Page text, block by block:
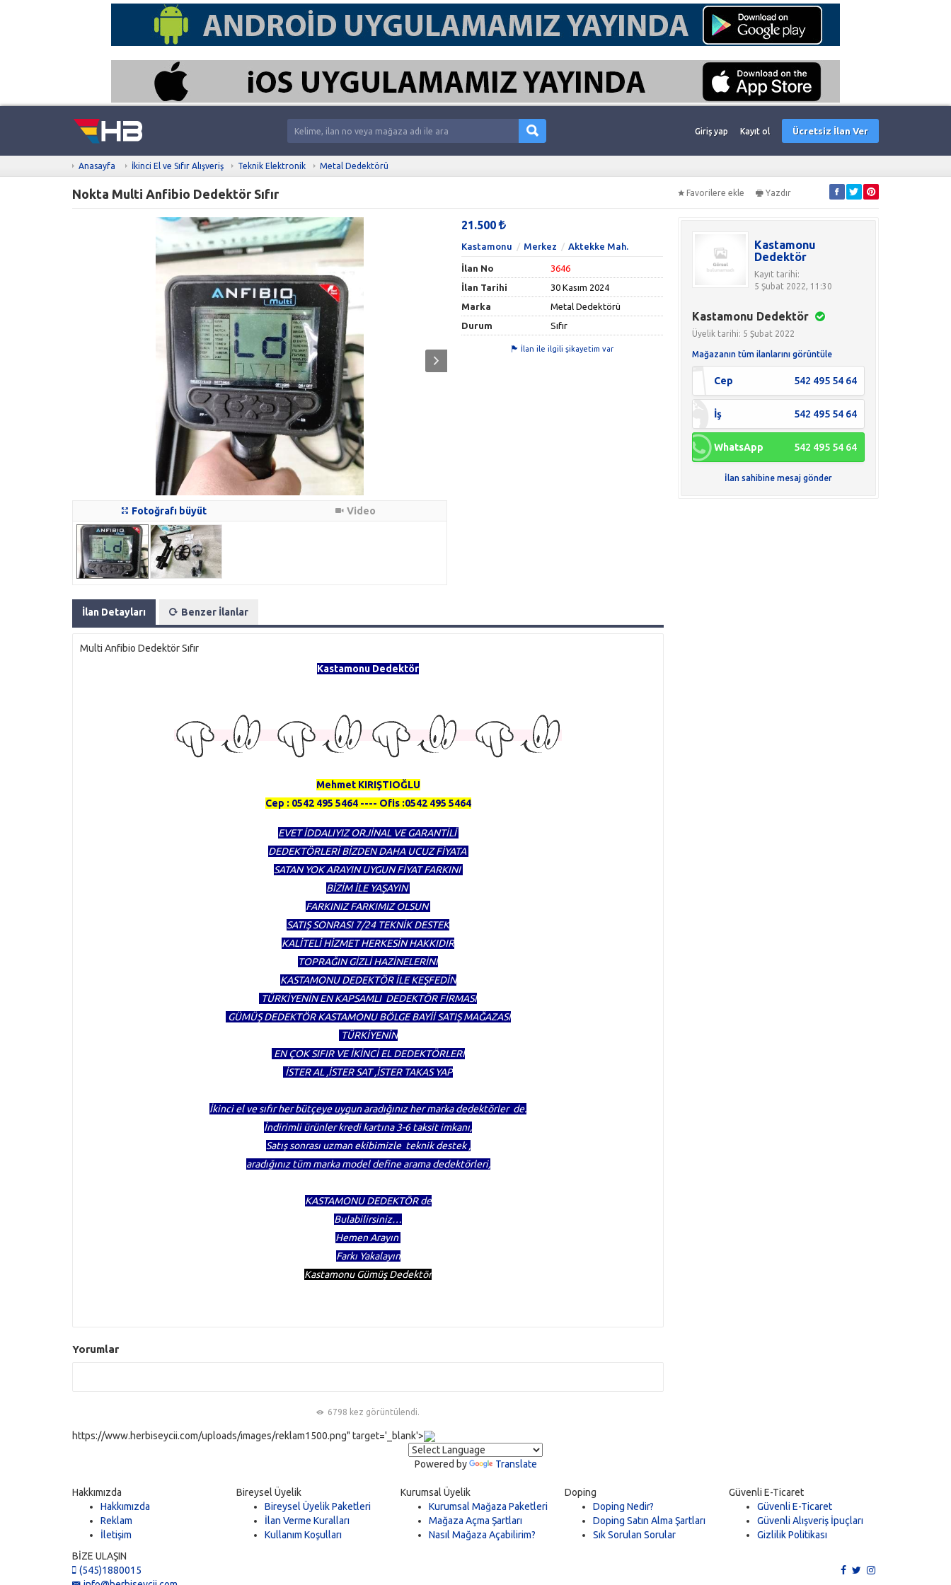
Giriş yap Kayıt ol Ücretsiz İlan Ver
Anasayfa İkinci El ve Sıfır Alışveriş Teknik Elektronik Metal Dedektörü
Nokta Multi Anfibio Dedektör Sıfır Favorilere ekle Yazdır
Fotoğrafı büyüt Video
21.500
Kastamonu Merkez Aktekke Mah.
İlan No
3646
İlan Tarihi
30 Kasım 2024
Marka
Metal Dedektörü
Durum
Sıfır
İlan ile ilgili şikayetim var
İlan Detayları Benzer İlanlar
Multi Anfibio Dedektör Sıfır
Kastamonu Dedektör
Mehmet KIRIŞTIOĞLU
Cep : 0542 495 5464 ---- Ofis :0542 495 5464
EVET İDDALIYIZ ORJİNAL VE GARANTİLİ
DEDEKTÖRLERİ BİZDEN DAHA UCUZ FİYATA
SATAN YOK ARAYIN UYGUN FİYAT FARKINI
BİZİM İLE YAŞAYIN
FARKINIZ FARKIMIZ OLSUN
SATIŞ SONRASI 7/24 TEKNİK DESTEK
KALİTELİ HİZMET HERKESİN HAKKIDIR
TOPRAĞIN GİZLİ HAZİNELERİNİ
KASTAMONU DEDEKTÖR İLE KEŞFEDİN
TÜRKİYENİN EN KAPSAMLI DEDEKTÖR FİRMASI
GÜMÜŞ DEDEKTÖR KASTAMONU BÖLGE BAYİİ SATIŞ MAĞAZASI
TÜRKİYENİN
EN ÇOK SIFIR VE İKİNCİ EL DEDEKTÖRLERİ
İSTER AL ,İSTER SAT ,İSTER TAKAS YAP
İkinci el ve sıfır her bütçeye uygun aradığınız her marka dedektörler de.
İndirimli ürünler kredi kartına 3-6 taksit imkanı,
Satış sonrası uzman ekibimizle teknik destek ,
aradığınız tüm marka model define arama dedektörleri,
KASTAMONU DEDEKTÖR de
Bulabilirsiniz…
Hemen Arayın
Farkı Yakalayın
Kastamonu Gümüş Dedektör
Yorumlar
6798 kez görüntülendi.
Kastamonu
Dedektör
Kayıt tarihi:
5 Şubat 2022, 11:30
Kastamonu Dedektör
Üyelik tarihi: 5 Şubat 2022
Mağazanın tüm ilanlarını görüntüle
Cep 542 495 54 64
İş 542 495 54 64
WhatsApp 542 495 54 64
İlan sahibine mesaj gönder
https://www.herbiseycii.com/uploads/images/reklam1500.png" target='_blank'>
Powered by Translate
Hakkımızda
Hakkımızda
Reklam
İletişim
Bireysel Üyelik
Bireysel Üyelik Paketleri
İlan Verme Kuralları
Kullanım Koşulları
Kurumsal Üyelik
Kurumsal Mağaza Paketleri
Mağaza Açma Şartları
Nasıl Mağaza Açabilirim?
Doping
Doping Nedir?
Doping Satın Alma Şartları
Sık Sorulan Sorular
Güvenli E-Ticaret
Güvenli E-Ticaret
Güvenli Alışveriş İpuçları
Gizlilik Politikası
BİZE ULAŞIN
(545)1880015